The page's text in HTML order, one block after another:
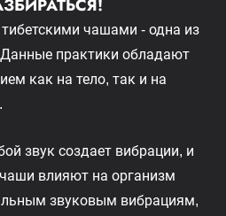
чашами - одна из
Данные практики обладают
как на тело, так и на
звук создает вибрации, и
влияют на организм
звуковым вибрациям,